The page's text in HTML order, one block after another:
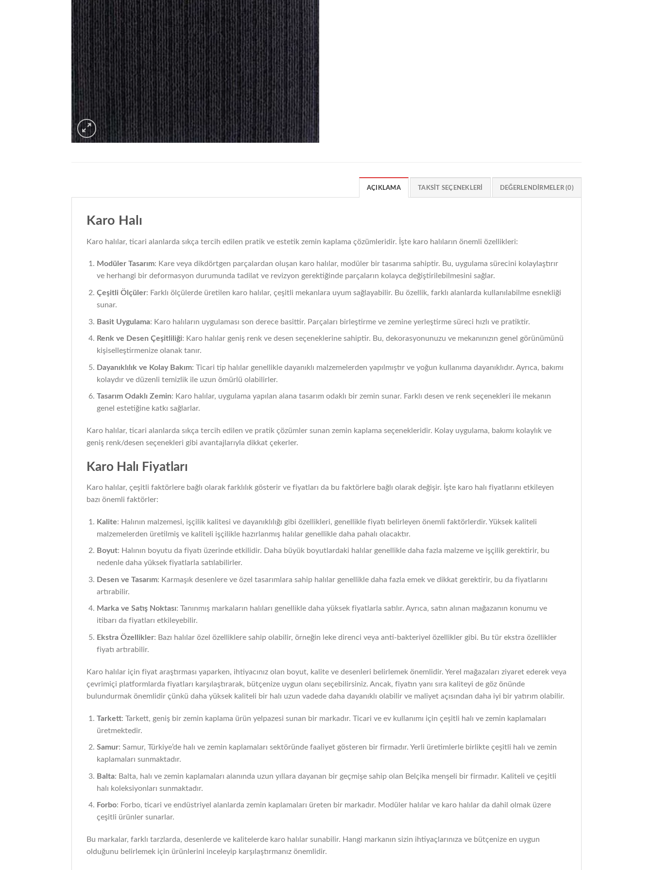
AÇIKLAMA TAKSIT SEÇENEKLERI DEĞERLENDIRMELER (0)
Karo Halı
Karo halılar, ticari alanlarda sıkça tercih edilen pratik ve estetik zemin kaplama çözümleridir. İşte karo halıların önemli özellikleri:
Modüler Tasarım: Kare veya dikdörtgen parçalardan oluşan karo halılar, modüler bir tasarıma sahiptir. Bu, uygulama sürecini kolaylaştırır
ve herhangi bir deformasyon durumunda tadilat ve revizyon gerektiğinde parçaların kolayca değiştirilebilmesini sağlar.
Çeşitli Ölçüler: Farklı ölçülerde üretilen karo halılar, çeşitli mekanlara uyum sağlayabilir. Bu özellik, farklı alanlarda kullanılabilme esnekliği
sunar.
Basit Uygulama: Karo halıların uygulaması son derece basittir. Parçaları birleştirme ve zemine yerleştirme süreci hızlı ve pratiktir.
Renk ve Desen Çeşitliliği: Karo halılar geniş renk ve desen seçeneklerine sahiptir. Bu, dekorasyonunuzu ve mekanınızın genel görünümünü
kişiselleştirmenize olanak tanır.
Dayanıklılık ve Kolay Bakım: Ticari tip halılar genellikle dayanıklı malzemelerden yapılmıştır ve yoğun kullanıma dayanıklıdır. Ayrıca, bakımı
kolaydır ve düzenli temizlik ile uzun ömürlü olabilirler.
Tasarım Odaklı Zemin: Karo halılar, uygulama yapılan alana tasarım odaklı bir zemin sunar. Farklı desen ve renk seçenekleri ile mekanın
genel estetiğine katkı sağlarlar.
Karo halılar, ticari alanlarda sıkça tercih edilen ve pratik çözümler sunan zemin kaplama seçenekleridir. Kolay uygulama, bakımı kolaylık ve
geniş renk/desen seçenekleri gibi avantajlarıyla dikkat çekerler.
Karo Halı Fiyatları
Karo halılar, çeşitli faktörlere bağlı olarak farklılık gösterir ve fiyatları da bu faktörlere bağlı olarak değişir. İşte karo halı fiyatlarını etkileyen
bazı önemli faktörler:
Kalite: Halının malzemesi, işçilik kalitesi ve dayanıklılığı gibi özellikleri, genellikle fiyatı belirleyen önemli faktörlerdir. Yüksek kaliteli
malzemelerden üretilmiş ve kaliteli işçilikle hazırlanmış halılar genellikle daha pahalı olacaktır.
Boyut: Halının boyutu da fiyatı üzerinde etkilidir. Daha büyük boyutlardaki halılar genellikle daha fazla malzeme ve işçilik gerektirir, bu
nedenle daha yüksek fiyatlarla satılabilirler.
Desen ve Tasarım: Karmaşık desenlere ve özel tasarımlara sahip halılar genellikle daha fazla emek ve dikkat gerektirir, bu da fiyatlarını
artırabilir.
Marka ve Satış Noktası: Tanınmış markaların halıları genellikle daha yüksek fiyatlarla satılır. Ayrıca, satın alınan mağazanın konumu ve
itibarı da fiyatları etkileyebilir.
Ekstra Özellikler: Bazı halılar özel özelliklere sahip olabilir, örneğin leke direnci veya anti-bakteriyel özellikler gibi. Bu tür ekstra özellikler
fiyatı artırabilir.
Karo halılar için fiyat araştırması yaparken, ihtiyacınız olan boyut, kalite ve desenleri belirlemek önemlidir. Yerel mağazaları ziyaret ederek veya
çevrimiçi platformlarda fiyatları karşılaştırarak, bütçenize uygun olanı seçebilirsiniz. Ancak, fiyatın yanı sıra kaliteyi de göz önünde
bulundurmak önemlidir çünkü daha yüksek kaliteli bir halı uzun vadede daha dayanıklı olabilir ve maliyet açısından daha iyi bir yatırım olabilir.
Tarkett: Tarkett, geniş bir zemin kaplama ürün yelpazesi sunan bir markadır. Ticari ve ev kullanımı için çeşitli halı ve zemin kaplamaları
üretmektedir.
Samur: Samur, Türkiye’de halı ve zemin kaplamaları sektöründe faaliyet gösteren bir firmadır. Yerli üretimlerle birlikte çeşitli halı ve zemin
kaplamaları sunmaktadır.
Balta: Balta, halı ve zemin kaplamaları alanında uzun yıllara dayanan bir geçmişe sahip olan Belçika menşeli bir firmadır. Kaliteli ve çeşitli
halı koleksiyonları sunmaktadır.
Forbo: Forbo, ticari ve endüstriyel alanlarda zemin kaplamaları üreten bir markadır. Modüler halılar ve karo halılar da dahil olmak üzere
çeşitli ürünler sunarlar.
Bu markalar, farklı tarzlarda, desenlerde ve kalitelerde karo halılar sunabilir. Hangi markanın sizin ihtiyaçlarınıza ve bütçenize en uygun
olduğunu belirlemek için ürünlerini inceleyip karşılaştırmanız önemlidir.